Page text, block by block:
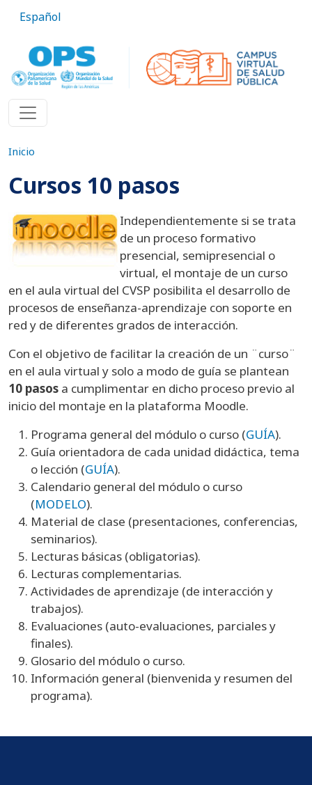
Español
Inicio
Cursos 10 pasos
Independientemente si se trata
de un proceso formativo
presencial, semipresencial o
virtual, el montaje de un curso
en el aula virtual del CVSP posibilita el desarrollo de
procesos de enseñanza-aprendizaje con soporte en
red y de diferentes grados de interacción.
Con el objetivo de facilitar la creación de un ¨curso¨
en el aula virtual y solo a modo de guía se plantean
10 pasos a cumplimentar en dicho proceso previo al
inicio del montaje en la plataforma Moodle.
Programa general del módulo o curso (GUÍA).
Guía orientadora de cada unidad didáctica, tema
o lección (GUÍA).
Calendario general del módulo o curso
(MODELO).
Material de clase (presentaciones, conferencias,
seminarios).
Lecturas básicas (obligatorias).
Lecturas complementarias.
Actividades de aprendizaje (de interacción y
trabajos).
Evaluaciones (auto-evaluaciones, parciales y
finales).
Glosario del módulo o curso.
Información general (bienvenida y resumen del
programa).